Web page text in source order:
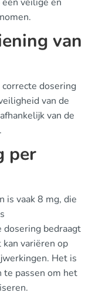
van
dosering
van de
van de
per
is vaak 8 mg, die
dosering bedraagt
variëren op
Het is
te passen om het